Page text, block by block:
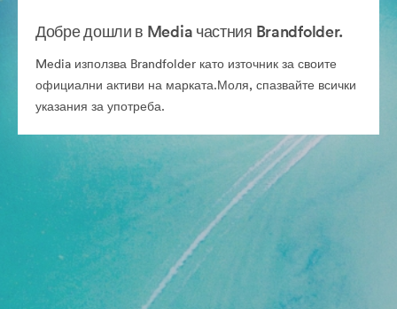
Добре дошли в Media частния Brandfolder.
Media използва Brandfolder като източник за своите
официални активи на марката.Моля, спазвайте всички
указания за употреба.